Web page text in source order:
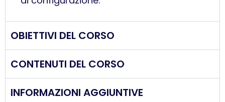
OBIETTIVI DEL CORSO
CONTENUTI DEL CORSO
INFORMAZIONI AGGIUNTIVE